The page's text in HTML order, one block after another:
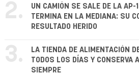
2.
UN CAMIÓN SE SALE DE LA AP-
TERMINA EN LA MEDIANA: SU
RESULTADO HERIDO
3.
LA TIENDA DE ALIMENTACIÓN
TODOS LOS DÍAS Y CONSERVA
SIEMPRE